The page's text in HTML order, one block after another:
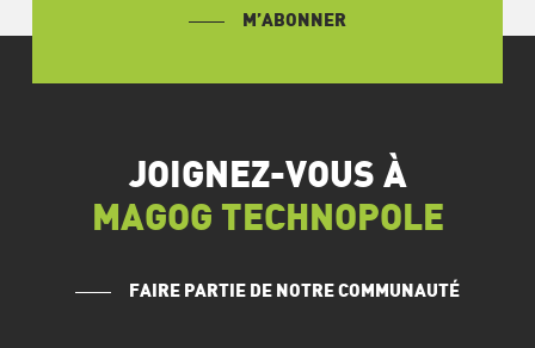
M’ABONNER
JOIGNEZ-VOUS À
MAGOG TECHNOPOLE
FAIRE PARTIE DE NOTRE COMMUNAUTÉ